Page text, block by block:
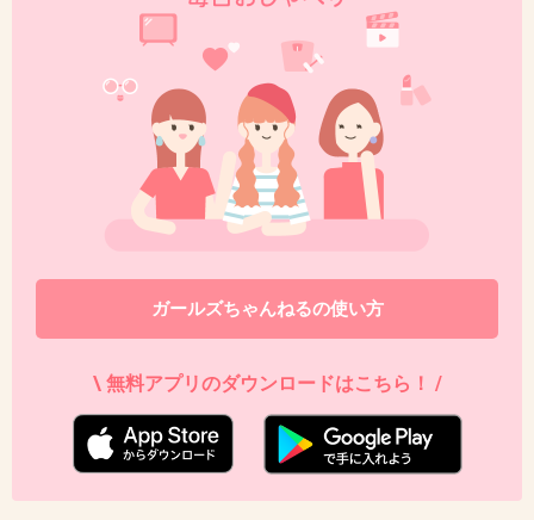
ガールズちゃんねるの使い方
\ 無料アプリのダウンロードはこちら！ /